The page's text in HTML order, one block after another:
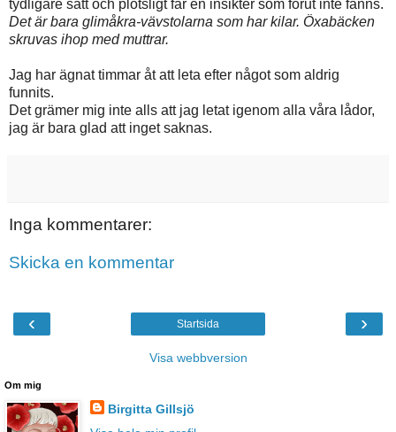
tydligare sätt och plötsligt får en insikter som förut inte fanns.
Det är bara glimåkra-vävstolarna som har kilar. Öxabäcken
skruvas ihop med muttrar.
Jag har ägnat timmar åt att leta efter något som aldrig
funnits.
Det grämer mig inte alls att jag letat igenom alla våra lådor,
jag är bara glad att inget saknas.
Inga kommentarer:
Skicka en kommentar
‹ ›
Startsida
Visa webbversion
Om mig
Birgitta Gillsjö